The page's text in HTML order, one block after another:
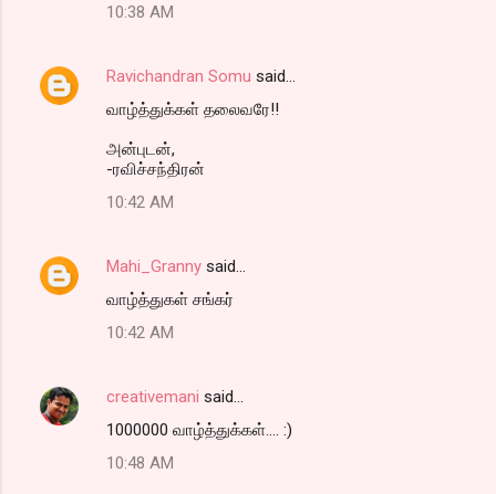
10:38 AM
Ravichandran Somu said…
வாழ்த்துக்கள் தலைவரே!!
அன்புடன்,
-ரவிச்சந்திரன்
10:42 AM
Mahi_Granny said…
வாழ்த்துகள் சங்கர்
10:42 AM
creativemani said…
1000000 வாழ்த்துக்கள்.... :)
10:48 AM